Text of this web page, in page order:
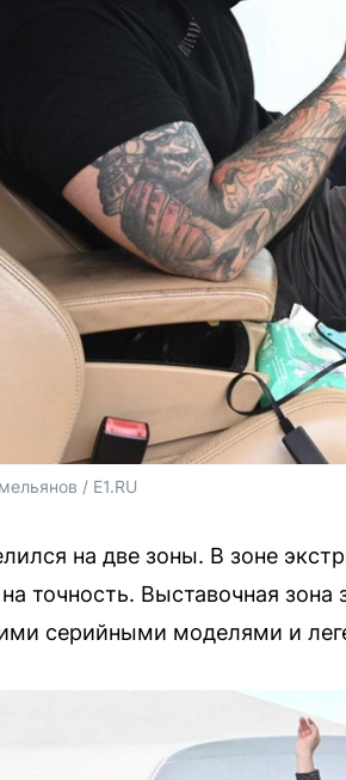
/ E1.RU
на две зоны. В зоне
точность. Выставочная
серийными моделями и